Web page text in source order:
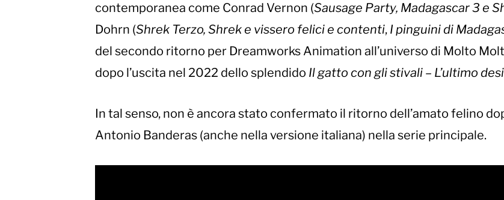
contemporanea come Conrad Vernon (Sausage Party, Madagascar 3 e
Dohrn (Shrek Terzo, Shrek e vissero felici e contenti, I pinguini di
del secondo ritorno per Dreamworks Animation all’universo di Molto
dopo l’uscita nel 2022 dello splendido Il gatto con gli stivali – L’ultimo
In tal senso, non è ancora stato confermato il ritorno dell’amato felino
Antonio Banderas (anche nella versione italiana) nella serie principale.